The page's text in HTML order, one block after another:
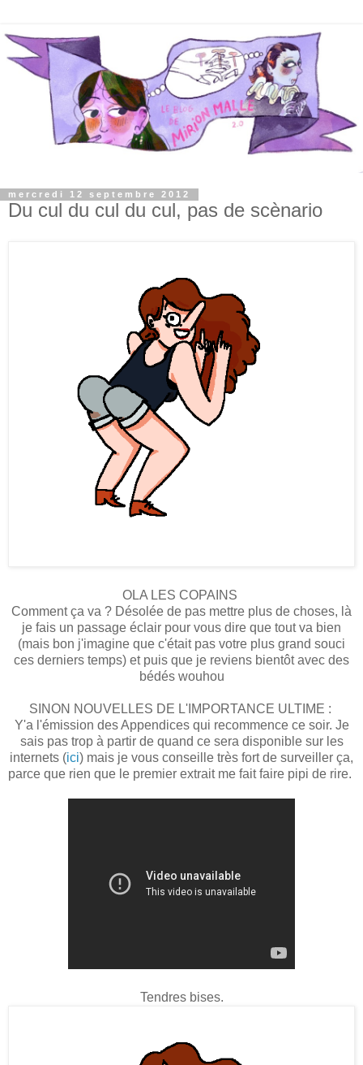
mercredi 12 septembre 2012
Du cul du cul du cul, pas de scènario
OLA LES COPAINS
Comment ça va ? Désolée de pas mettre plus de choses, là
je fais un passage éclair pour vous dire que tout va bien
(mais bon j'imagine que c'était pas votre plus grand souci
ces derniers temps) et puis que je reviens bientôt avec des
bédés wouhou
SINON NOUVELLES DE L'IMPORTANCE ULTIME :
Y'a l'émission des Appendices qui recommence ce soir. Je
sais pas trop à partir de quand ce sera disponible sur les
internets (ici) mais je vous conseille très fort de surveiller ça,
parce que rien que le premier extrait me fait faire pipi de rire.
Tendres bises.